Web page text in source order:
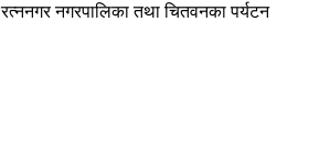
नगरपालिका तथा चितवनका पर्यटन